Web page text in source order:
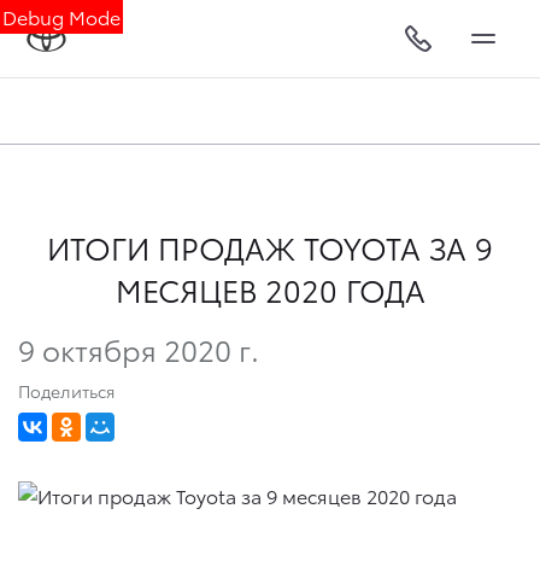
Debug Mode
ИТОГИ ПРОДАЖ TOYOTA ЗА 9
МЕСЯЦЕВ 2020 ГОДА
9 октября 2020 г.
Поделиться